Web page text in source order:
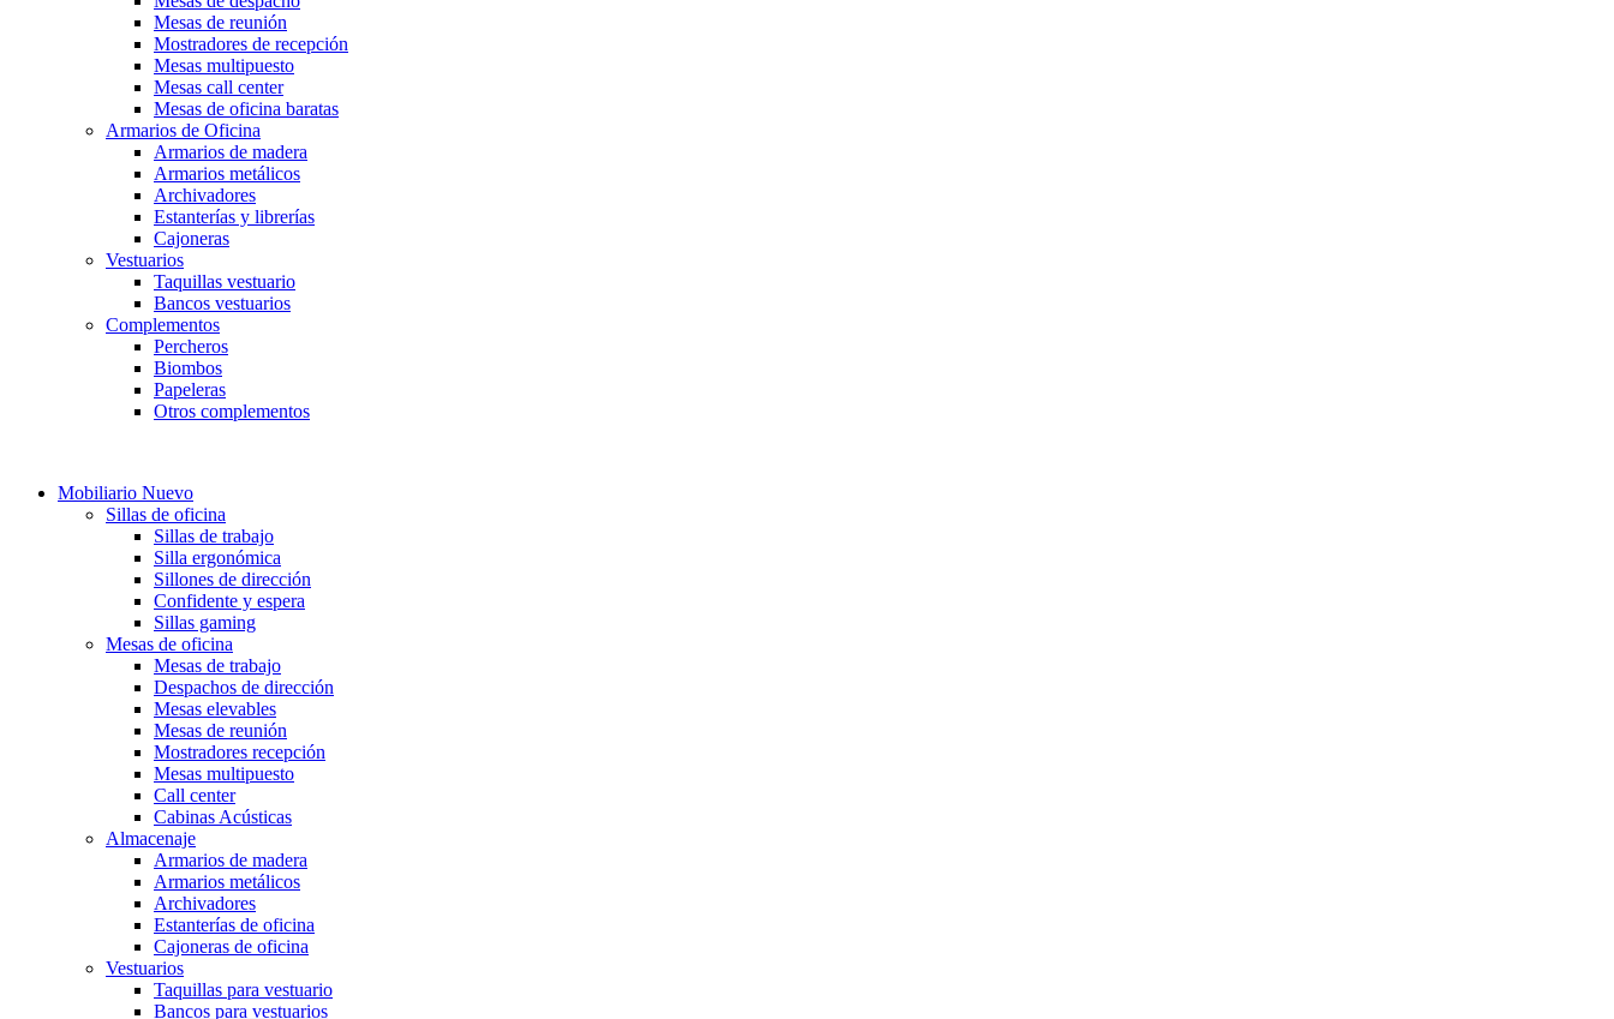
Mesas de reunión
Mostradores de recepción
Mesas multipuesto
Mesas call center
Mesas de oficina baratas
Armarios de Oficina
Armarios de madera
Armarios metálicos
Archivadores
Estanterías y librerías
Cajoneras
Vestuarios
Taquillas vestuario
Bancos vestuarios
Complementos
Percheros
Biombos
Papeleras
Otros complementos
Mobiliario Nuevo
Sillas de oficina
Sillas de trabajo
Silla ergonómica
Sillones de dirección
Confidente y espera
Sillas gaming
Mesas de oficina
Mesas de trabajo
Despachos de dirección
Mesas elevables
Mesas de reunión
Mostradores recepción
Mesas multipuesto
Call center
Cabinas Acústicas
Almacenaje
Armarios de madera
Armarios metálicos
Archivadores
Estanterías de oficina
Cajoneras de oficina
Vestuarios
Taquillas para vestuario
Bancos para vestuarios